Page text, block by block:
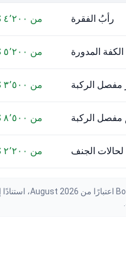
رأبُ الفقرة من ٤٬٢٠٠ US$
المدورة من ٥٬٢٠٠ US$
مفصل الركبة من ٣٬٥٠٠ US$
مفصل الركبة من ٨٬٥٠٠ US$
لحالات الجنف من ٢٬٢٠٠ US$